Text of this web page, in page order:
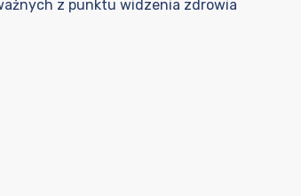
z punktu widzenia zdrowia